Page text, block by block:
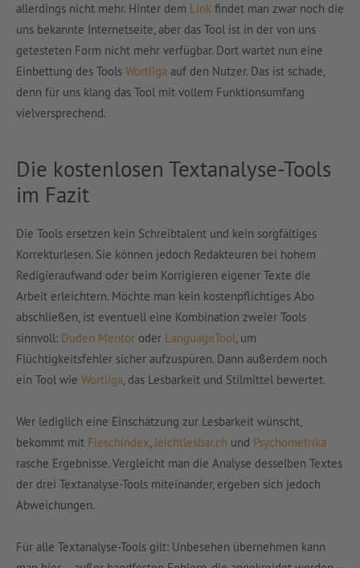
allerdings nicht mehr. Hinter dem Link findet man zwar noch die
uns bekannte Internetseite, aber das Tool ist in der von uns
getesteten Form nicht mehr verfügbar. Dort wartet nun eine
Einbettung des Tools Wortliga auf den Nutzer. Das ist schade,
denn für uns klang das Tool mit vollem Funktionsumfang
vielversprechend.
Die kostenlosen Textanalyse-Tools
im Fazit
Die Tools ersetzen kein Schreibtalent und kein sorgfältiges
Korrekturlesen. Sie können jedoch Redakteuren bei hohem
Redigieraufwand oder beim Korrigieren eigener Texte die
Arbeit erleichtern. Möchte man kein kostenpflichtiges Abo
abschließen, ist eventuell eine Kombination zweier Tools
sinnvoll: Duden Mentor oder LanguageTool, um
Flüchtigkeitsfehler sicher aufzuspüren. Dann außerdem noch
ein Tool wie Wortliga, das Lesbarkeit und Stilmittel bewertet.
Wer lediglich eine Einschätzung zur Lesbarkeit wünscht,
bekommt mit Fleschindex, leichtlesbar.ch und Psychometrika
rasche Ergebnisse. Vergleicht man die Analyse desselben Textes
der drei Textanalyse-Tools miteinander, ergeben sich jedoch
Abweichungen.
Für alle Textanalyse-Tools gilt: Unbesehen übernehmen kann